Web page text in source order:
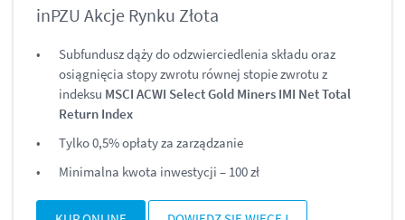
inPZU Akcje Rynku Złota
Subfundusz dąży do odzwierciedlenia składu oraz
osiągnięcia stopy zwrotu równej stopie zwrotu z
indeksu MSCI ACWI Select Gold Miners IMI Net Total
Return Index
Tylko 0,5% opłaty za zarządzanie
Minimalna kwota inwestycji – 100 zł